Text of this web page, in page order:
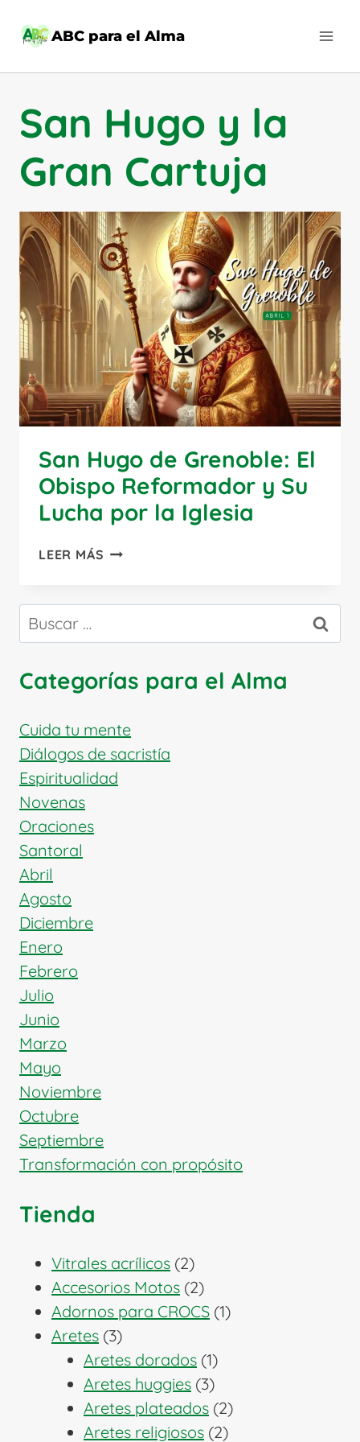
ABC para el Alma
San Hugo y la
Gran Cartuja
San Hugo de Grenoble: El
Obispo Reformador y Su
Lucha por la Iglesia
LEER MÁS SAN
GRENOBLE:
OBISPO
Y
LUCHA
POR
LA
IGLESIA
Buscar:
Categorías para el Alma
Cuida tu mente
Diálogos de sacristía
Espiritualidad
Novenas
Oraciones
Santoral
Abril
Agosto
Diciembre
Enero
Febrero
Julio
Junio
Marzo
Mayo
Noviembre
Octubre
Septiembre
Transformación con propósito
Tienda
Vitrales acrílicos 22
productos
Accesorios Motos 22
productos
Adornos para CROCS 11
Aretes 33
productos
Aretes dorados 11
producto
Aretes huggies 33
productos
Aretes plateados 22
productos
Aretes religiosos 22